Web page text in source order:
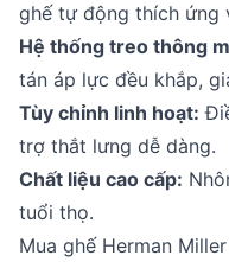
ghế tự động thích ứng
Hệ thống treo thông
tán áp lực đều khắp,
Tùy chỉnh linh hoạt:
trợ thắt lưng dễ dàng.
Chất liệu cao cấp:
tuổi thọ.
Mua ghế Herman